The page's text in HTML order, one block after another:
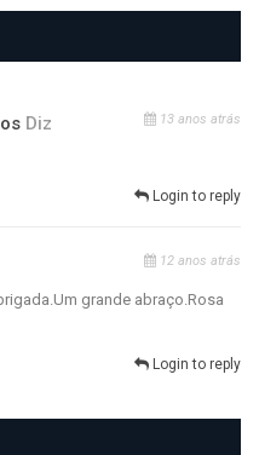
Diz 13 anos atrás
Login to reply
12 anos atrás
grande abraço.Rosa
Login to reply